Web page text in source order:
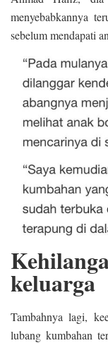
menyebabkannya
sebelum mendapati
keluarga
Tambahnya lagi,
lubang kumbahan